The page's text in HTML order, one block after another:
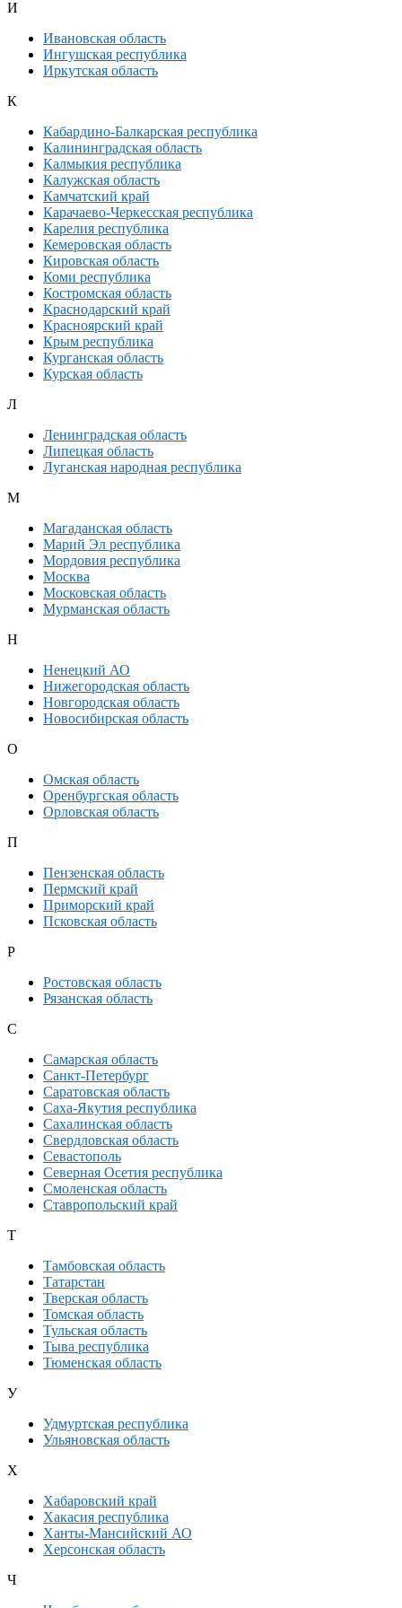
И
Ивановская область
Ингушская республика
Иркутская область
К
Кабардино-Балкарская республика
Калининградская область
Калмыкия республика
Калужская область
Камчатский край
Карачаево-Черкесская республика
Карелия республика
Кемеровская область
Кировская область
Коми республика
Костромская область
Краснодарский край
Красноярский край
Крым республика
Курганская область
Курская область
Л
Ленинградская область
Липецкая область
Луганская народная республика
М
Магаданская область
Марий Эл республика
Мордовия республика
Москва
Московская область
Мурманская область
Н
Ненецкий АО
Нижегородская область
Новгородская область
Новосибирская область
О
Омская область
Оренбургская область
Орловская область
П
Пензенская область
Пермский край
Приморский край
Псковская область
Р
Ростовская область
Рязанская область
С
Самарская область
Санкт-Петербург
Саратовская область
Саха-Якутия республика
Сахалинская область
Свердловская область
Севастополь
Северная Осетия республика
Смоленская область
Ставропольский край
Т
Тамбовская область
Татарстан
Тверская область
Томская область
Тульская область
Тыва республика
Тюменская область
У
Удмуртская республика
Ульяновская область
Х
Хабаровский край
Хакасия республика
Ханты-Мансийский АО
Херсонская область
Ч